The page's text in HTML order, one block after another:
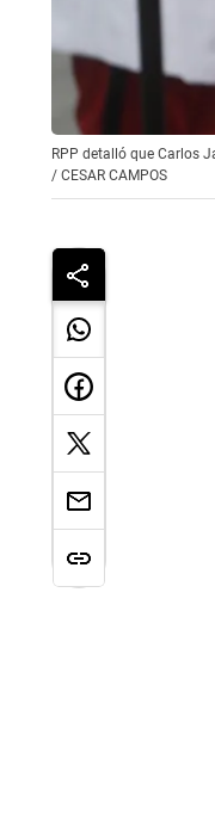
RPP detalló que Carlos
/ CESAR CAMPOS